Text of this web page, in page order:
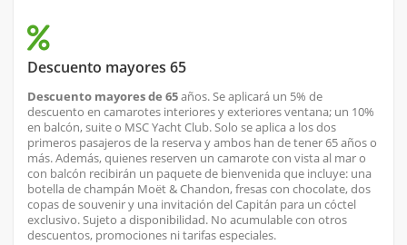
Descuento mayores 65
Descuento mayores de 65años. Se aplicará un 5% de
descuento en camarotes interiores y exteriores ventana; un 10%
en balcón, suite o MSC Yacht Club. Solo se aplica a los dos
primeros pasajeros de la reserva y ambos han de tener 65 años o
más. Además, quienes reserven un camarote con vista al mar o
con balcón recibirán un paquete de bienvenida que incluye: una
botella de champán Moët & Chandon, fresas con chocolate, dos
copas de souvenir y una invitación del Capitán para un cóctel
exclusivo. Sujeto a disponibilidad. No acumulable con otros
descuentos, promociones ni tarifas especiales.